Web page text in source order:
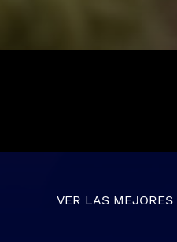
VER LAS MEJORES